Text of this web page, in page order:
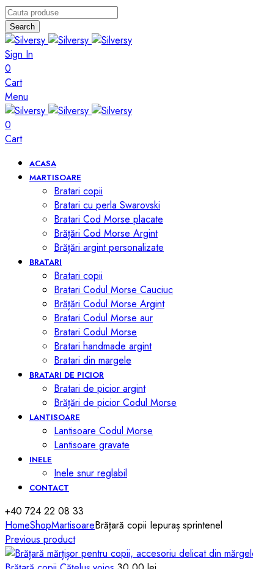
Search
Sign In
0
Cart
Menu
0
Cart
ACASA
MARTISOARE
Bratari copii
Bratari cu perla Swarovski
Bratari Cod Morse placate
Brățări Cod Morse Argint
Brățări argint personalizate
BRATARI
Bratari copii
Bratari Codul Morse Cauciuc
Brățări Codul Morse Argint
Bratari Codul Morse aur
Bratari Codul Morse
Bratari handmade argint
Bratari din margele
BRATARI DE PICIOR
Bratari de picior argint
Brățări de picior Codul Morse
LANTISOARE
Lantisoare Codul Morse
Lantisoare gravate
INELE
Inele snur reglabil
CONTACT
+40 724 22 08 33
HomeShopMartisoareBrățară copii Iepuraș sprintenel
Previous product